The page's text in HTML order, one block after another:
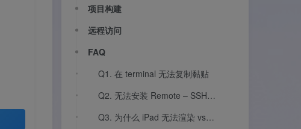
项目构建
远程访问
FAQ
Q1. 在 terminal 无法复制黏贴
Q2. 无法安装 Remote – SSH 插件做远程开发
Q3. 为什么 iPad 无法渲染 vscode-web 内容
项目构建
远程访问
FAQ
Q1. 在 terminal 无法复制黏贴
Q2. 无法安装 Remote – SSH 插件做远程开发
Q3. 为什么 iPad 无法渲染 vscode-web 内容